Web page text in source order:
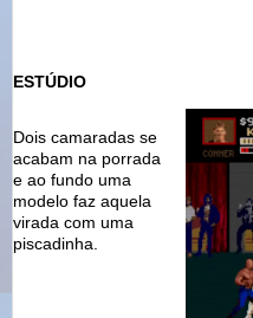
ESTÚDIO
Dois camaradas se
acabam na porrada
e ao fundo uma
modelo faz aquela
virada com uma
piscadinha.